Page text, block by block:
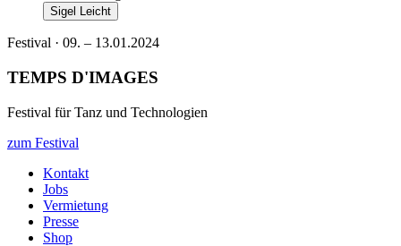
Sigel Leicht
Festival · 09. – 13.01.2024
TEMPS D'IMAGES
Festival für Tanz und Technologien
zum Festival
Kontakt
Jobs
Vermietung
Presse
Shop